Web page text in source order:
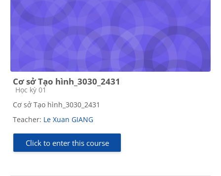
Cơ sở Tạo hình_3030_2431
Course category
Học kỳ 01
Cơ sở Tạo hình_3030_2431
Teacher: Le Xuan GIANG
Click to enter this course